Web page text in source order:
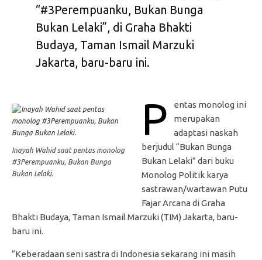
“#3Perempuanku, Bukan Bunga
Bukan Lelaki”, di Graha Bhakti
Budaya, Taman Ismail Marzuki
Jakarta, baru-baru ini.
Inayah Wahid saat pentas monolog
#3Perempuanku, Bukan Bunga
Bukan Lelaki.
P
entas monolog ini
merupakan
adaptasi naskah
berjudul “Bukan Bunga
Bukan Lelaki” dari buku
Monolog Politik karya
sastrawan/wartawan Putu
Fajar Arcana di Graha
Bhakti Budaya, Taman Ismail Marzuki (TIM) Jakarta, baru-
baru ini.
“Keberadaan seni sastra di Indonesia sekarang ini masih